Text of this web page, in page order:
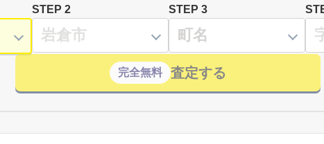
STEP 2 STEP 3
完全無料 査定する